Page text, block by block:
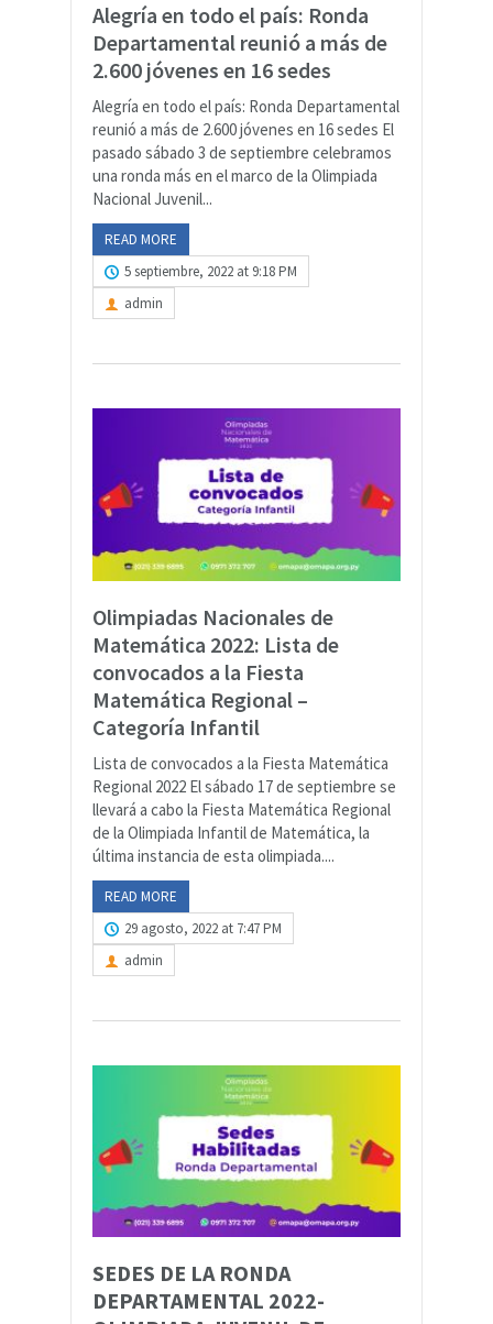
Alegría en todo el país: Ronda
Departamental reunió a más de
2.600 jóvenes en 16 sedes
Alegría en todo el país: Ronda Departamental
reunió a más de 2.600 jóvenes en 16 sedes El
pasado sábado 3 de septiembre celebramos
una ronda más en el marco de la Olimpiada
Nacional Juvenil...
READ MORE
5 septiembre, 2022 at 9:18 PM
admin
Olimpiadas Nacionales de
Matemática 2022: Lista de
convocados a la Fiesta
Matemática Regional –
Categoría Infantil
Lista de convocados a la Fiesta Matemática
Regional 2022 El sábado 17 de septiembre se
llevará a cabo la Fiesta Matemática Regional
de la Olimpiada Infantil de Matemática, la
última instancia de esta olimpiada....
READ MORE
29 agosto, 2022 at 7:47 PM
admin
SEDES DE LA RONDA
DEPARTAMENTAL 2022-